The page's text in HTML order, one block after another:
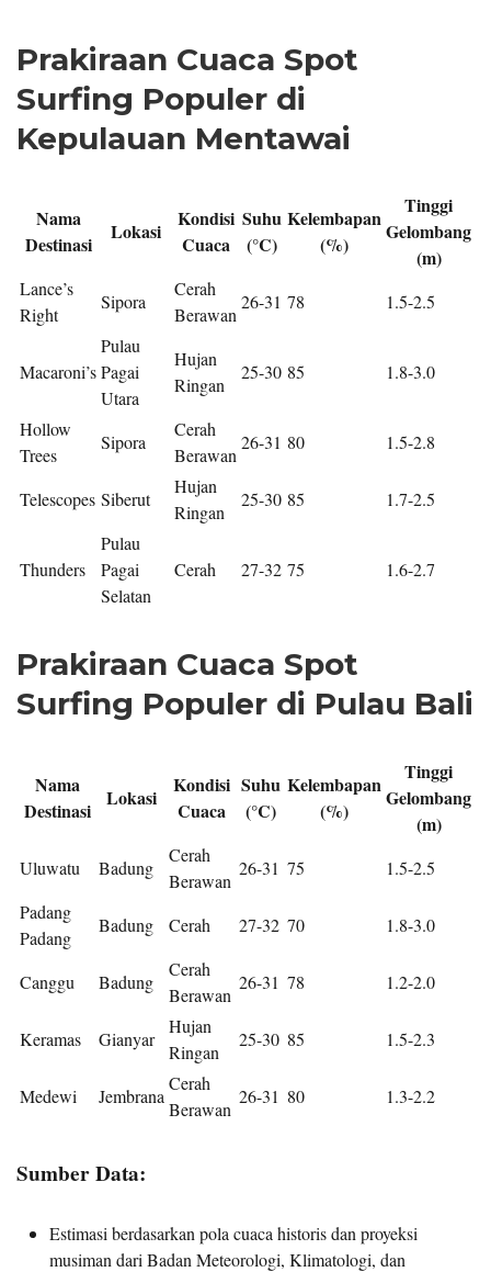
Prakiraan Cuaca Spot
Surfing Populer di
Kepulauan Mentawai
Nama
Destinasi
Lokasi
Kondisi
Cuaca
Suhu
(°C)
Kelembapan
(%)
Tinggi
Gelombang
(m)
Lance’s
Right
Sipora
Cerah
Berawan
26-31 78 1.5-2.5
Macaroni’s
Pulau
Pagai
Utara
Hujan
Ringan
25-30 85 1.8-3.0
Hollow
Trees
Sipora
Cerah
Berawan
26-31 80 1.5-2.8
Telescopes Siberut
Hujan
Ringan
25-30 85 1.7-2.5
Thunders
Pulau
Pagai
Selatan
Cerah 27-32 75 1.6-2.7
Prakiraan Cuaca Spot
Surfing Populer di Pulau Bali
Nama
Destinasi
Lokasi
Kondisi
Cuaca
Suhu
(°C)
Kelembapan
(%)
Tinggi
Gelombang
(m)
Uluwatu Badung
Cerah
Berawan
26-31 75
1.5-2.5
Padang
Padang
Badung Cerah 27-32 70 1.8-3.0
Canggu Badung
Cerah
Berawan
26-31 78 1.2-2.0
Keramas Gianyar
Hujan
Ringan
25-30 85 1.5-2.3
Medewi Jembrana
Cerah
Berawan
26-31 80 1.3-2.2
Sumber Data:
Estimasi berdasarkan pola cuaca historis dan proyeksi
musiman dari Badan Meteorologi, Klimatologi, dan